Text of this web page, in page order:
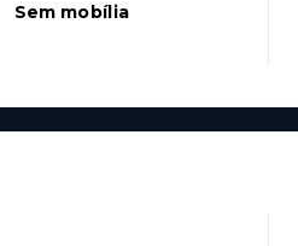
Sem mobília